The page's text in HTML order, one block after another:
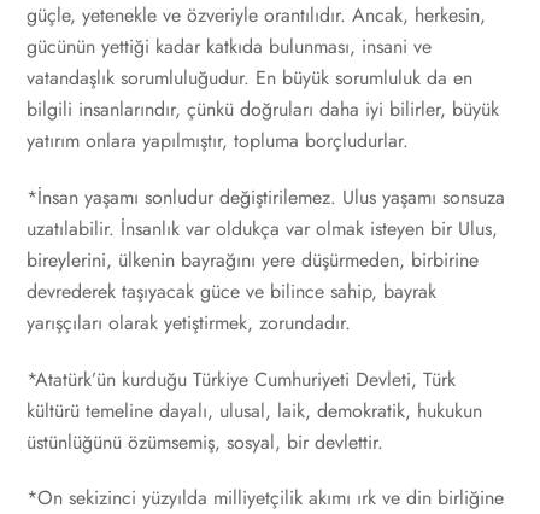
güçle, yetenekle ve özveriyle orantılıdır. Ancak, herkesin,
gücünün yettiği kadar katkıda bulunması, insani ve
vatandaşlık sorumluluğudur. En büyük sorumluluk da en
bilgili insanlarındır, çünkü doğruları daha iyi bilirler, büyük
yatırım onlara yapılmıştır, topluma borçludurlar.
*İnsan yaşamı sonludur değiştirilemez. Ulus yaşamı sonsuza
uzatılabilir. İnsanlık var oldukça var olmak isteyen bir Ulus,
bireylerini, ülkenin bayrağını yere düşürmeden, birbirine
devrederek taşıyacak güce ve bilince sahip, bayrak
yarışçıları olarak yetiştirmek, zorundadır.
*Atatürk’ün kurduğu Türkiye Cumhuriyeti Devleti, Türk
kültürü temeline dayalı, ulusal, laik, demokratik, hukukun
üstünlüğünü özümsemiş, sosyal, bir devlettir.
*On sekizinci yüzyılda milliyetçilik akımı ırk ve din birliğine